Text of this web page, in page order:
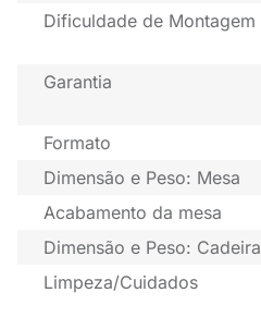
Dificuldade de Montagem
Garantia
Formato
Dimensão e Peso: Mesa
Acabamento da mesa
Dimensão e Peso: Cadeira
Limpeza/Cuidados